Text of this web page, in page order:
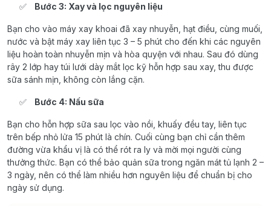
Bước 3: Xay và lọc nguyên liệu
Bạn cho vào máy xay khoai đã xay nhuyễn, hạt điều, cùng muối,
nước và bật máy xay liên tục 3 – 5 phút cho đến khi các nguyên
liệu hoàn toàn nhuyễn mịn và hòa quyện với nhau. Sau đó dùng
rây 2 lớp hay túi lưới dày mắt lọc kỹ hỗn hợp sau xay, thu được
sữa sánh mịn, không còn lắng cặn.
Bước 4: Nấu sữa
Bạn cho hỗn hợp sữa sau lọc vào nồi, khuấy đều tay, liên tục
trên bếp nhỏ lửa 15 phút là chín. Cuối cùng bạn chỉ cần thêm
đường vừa khẩu vị là có thể rót ra ly và mời mọi người cùng
thưởng thức. Bạn có thể bảo quản sữa trong ngăn mát tủ lạnh 2 –
3 ngày, nên có thể làm nhiều hơn nguyên liệu để chuẩn bị cho
ngày sử dụng.